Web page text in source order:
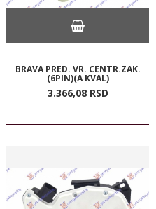
BRAVA PRED. VR. CENTR.ZAK.
(6PIN)(A KVAL)
3.366,08 RSD